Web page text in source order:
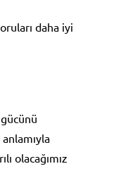
daha iyi
olacağımız